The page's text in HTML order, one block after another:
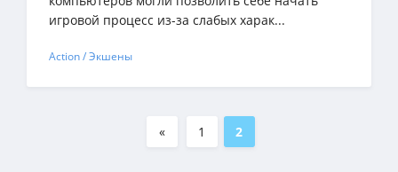
игровой процесс из-за слабых харак...
Action / Экшены
« 1 2